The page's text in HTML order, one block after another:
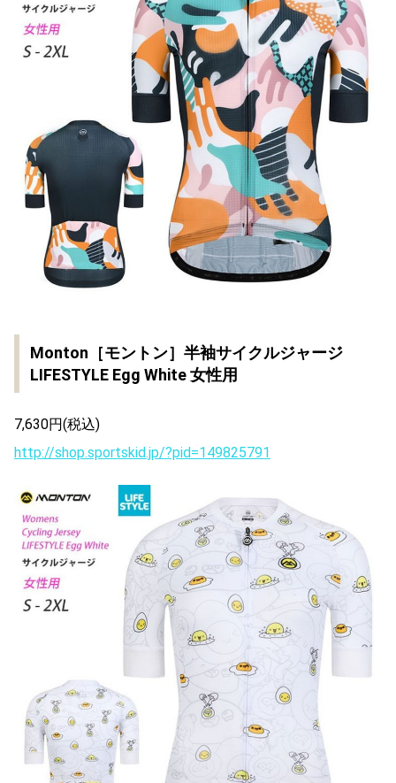
Monton［モントン］半袖サイクルジャージ
LIFESTYLE Egg White 女性用
7,630円(税込)
http://shop.sportskid.jp/?pid=149825791